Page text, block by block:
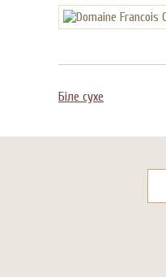
Біле сухе